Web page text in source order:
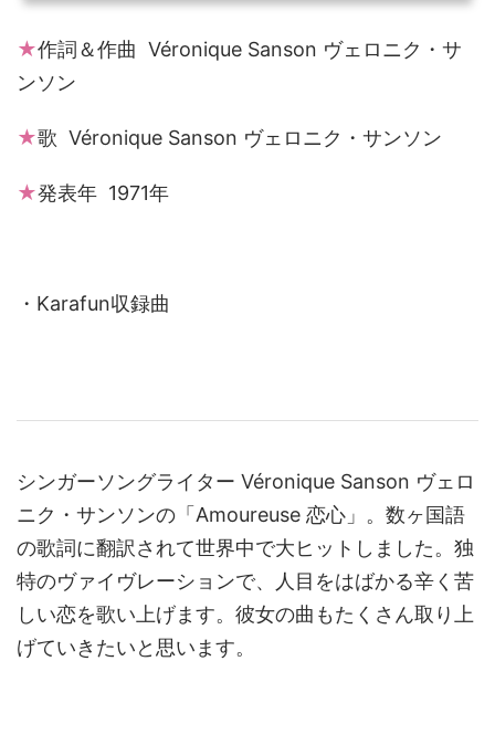
★作詞＆作曲 Véronique Sanson ヴェロニク・サ
ンソン
★歌 Véronique Sanson ヴェロニク・サンソン
★発表年 1971年
・Karafun収録曲
シンガーソングライター Véronique Sanson ヴェロ
ニク・サンソンの「Amoureuse 恋心」。数ヶ国語
の歌詞に翻訳されて世界中で大ヒットしました。独
特のヴァイヴレーションで、人目をはばかる辛く苦
しい恋を歌い上げます。彼女の曲もたくさん取り上
げていきたいと思います。